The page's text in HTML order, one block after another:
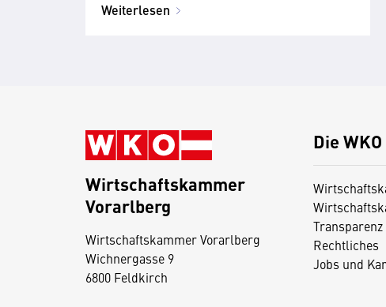
Weiterlesen
Die WKO
Transparenz
Rechtliches
Jobs und
Wirtschaftskammer
Vorarlberg
Wirtschaftskammer Vorarlberg
Wichnergasse 9
6800 Feldkirch